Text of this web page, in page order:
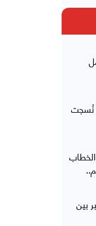
نُسجت
الخطاب
بين